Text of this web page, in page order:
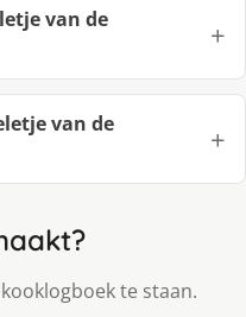
van de
van de
te staan.